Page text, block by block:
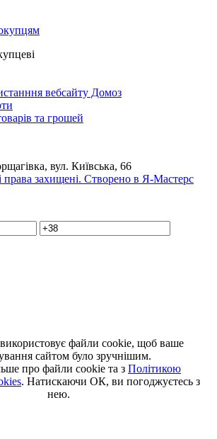
вебсайту Домоз
та грошей
вул. Київська, 66
права захищені. Створено в Я-Мастерс
файли cookie, щоб ваше
сайтом було зручнішим.
про файли cookie та з Політикою
. Натискаючи ОК, ви погоджуєтесь з
нею.